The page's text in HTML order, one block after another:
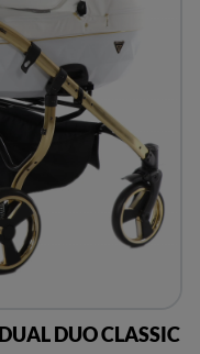
DUO CLASSIC